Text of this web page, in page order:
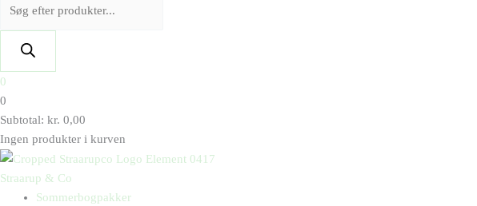
0
0
Subtotal: kr. 0,00
Ingen produkter i kurven
Straarup & Co
Sommerbogpakker